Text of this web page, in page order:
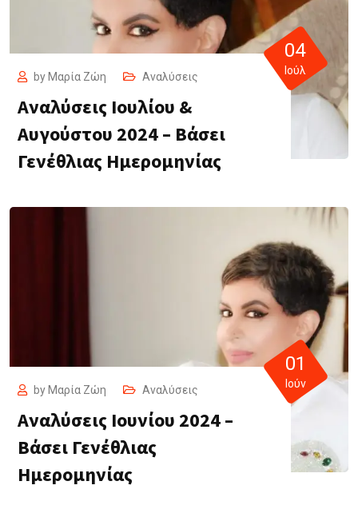
by Μαρία Ζώη Αναλύσεις
Αναλύσεις Ιουλίου &
Αυγούστου 2024 – Βάσει
Γενέθλιας Ημερομηνίας
04
Ιούλ
by Μαρία Ζώη Αναλύσεις
Αναλύσεις Ιουνίου 2024 –
Βάσει Γενέθλιας
Ημερομηνίας
01
Ιούν